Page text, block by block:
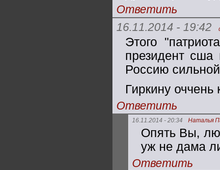
Ответить
16.11.2014 - 19:42
Этого
президент сша
Россию
Гиркину оччень
Ответить
16.11.2014 - 20:34 Наталья
Опять Вы,
уж не дама
Ответить